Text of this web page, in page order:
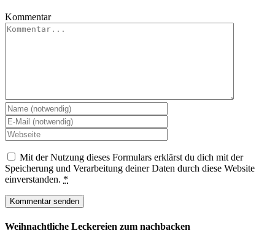
Kommentar
Mit der Nutzung dieses Formulars erklärst du dich mit der
Speicherung und Verarbeitung deiner Daten durch diese Website
einverstanden. *
Weihnachtliche Leckereien zum nachbacken